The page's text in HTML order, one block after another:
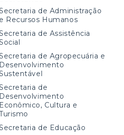
de Administração
e Recursos Humanos
de Assistência
de Agropecuária e
Desenvolvimento
de
Desenvolvimento
Econômico, Cultura e
de Educação